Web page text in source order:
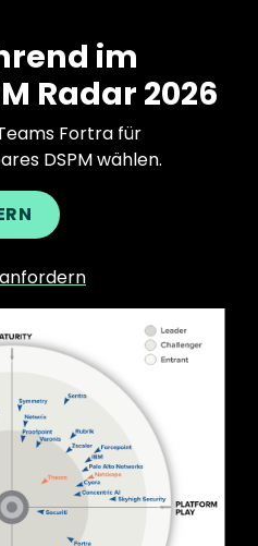
im
Radar 2026
Fortra für
DSPM wählen.